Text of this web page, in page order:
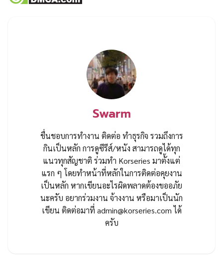
Swarm
ชื่นชอบการทำงาน ติดต่อ ทำธุรกิจ รวมถึงการ
กินเป็นหลัก การดูซีรีส์/หนัง สามารถดูได้ทุก
แนวทุกสัญชาติ ร่วมทำ Korseries มาตั้งแต่
แรก ๆ โดยทำหน้าที่หลักในการติดต่อคุยงาน
เป็นหลัก หากเขียนอะไรผิดพลาดต้องขออภัย
นะครับ อยากร่วมงาน จ้างงาน หรือมาเป็นนัก
เขียน ติดต่อมาที่ admin@korseries.comได้
ครับ